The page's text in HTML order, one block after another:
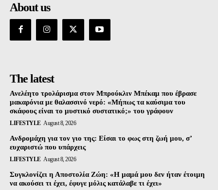
About us
The latest
Ανελέητο τρολάρισμα στον Μπρούκλιν Μπέκαμ που έβρασε
μακαρόνια με θαλασσινό νερό: «Μήπως τα καύσιμα του
σκάφους είναι το μυστικό συστατικό;» του γράφουν
LIFESTYLE August 8, 2026
Ανδρομάχη για τον γιο της: Είσαι το φως στη ζωή μου, σ’
ευχαριστώ που υπάρχεις
LIFESTYLE August 8, 2026
Συγκλονίζει η Αποστολία Ζώη: «Η μαμά μου δεν ήταν έτοιμη
να ακούσει τι έχει, έφυγε μόλις κατάλαβε τι έχει»